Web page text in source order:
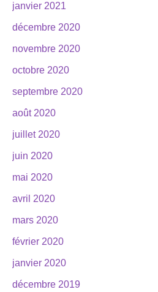
janvier 2021
décembre 2020
novembre 2020
octobre 2020
septembre 2020
août 2020
juillet 2020
juin 2020
mai 2020
avril 2020
mars 2020
février 2020
janvier 2020
décembre 2019